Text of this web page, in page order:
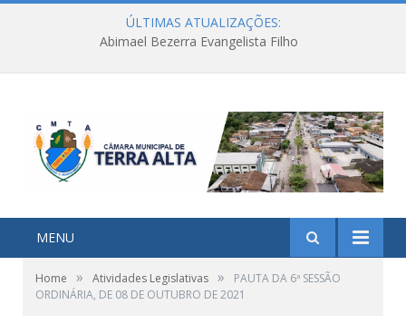
ÚLTIMAS ATUALIZAÇÕES:
Abimael Bezerra Evangelista Filho
MENU
Home » Atividades Legislativas »
PAUTA DA 6ª SESSÃO
ORDINÁRIA, DE 08 DE OUTUBRO DE 2021